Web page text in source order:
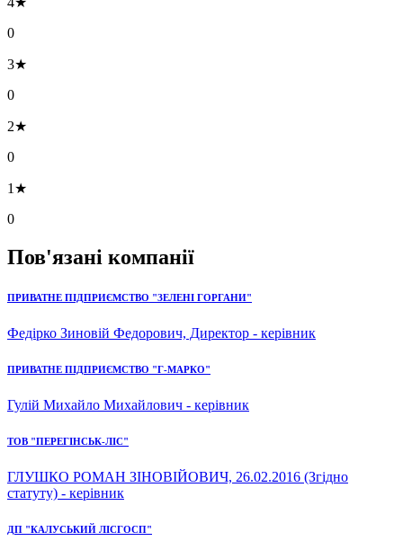
0
3★
0
2★
0
1★
0
Пов'язані компанії
ПРИВАТНЕ ПІДПРИЄМСТВО "ЗЕЛЕНІ ГОРГАНИ"
Федірко Зиновій Федорович, Директор - керівник
ПРИВАТНЕ ПІДПРИЄМСТВО "Г-МАРКО"
Гулій Михайло Михайлович - керівник
ТОВ "ПЕРЕГІНСЬК-ЛІС"
ГЛУШКО РОМАН ЗІНОВІЙОВИЧ, 26.02.2016 (Згідно
статуту) - керівник
ДП "КАЛУСЬКИЙ ЛІСГОСП"